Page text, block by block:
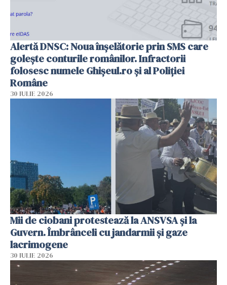
Alertă DNSC: Noua înșelătorie prin SMS care
golește conturile românilor. Infractorii
folosesc numele Ghișeul.ro și al Poliției
Române
30 IULIE 2026
Mii de ciobani protestează la ANSVSA și la
Guvern. Îmbrânceli cu jandarmii și gaze
lacrimogene
30 IULIE 2026